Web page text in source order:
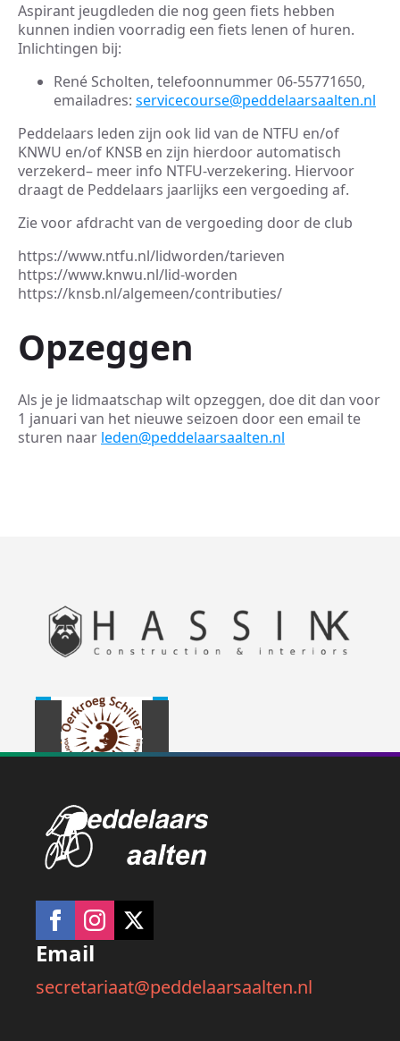
Aspirant jeugdleden die nog geen fiets hebben
kunnen indien voorradig een fiets lenen of huren.
Inlichtingen bij:
René Scholten, telefoonnummer 06-55771650,
emailadres: servicecourse@peddelaarsaalten.nl
Peddelaars leden zijn ook lid van de NTFU en/of
KNWU en/of KNSB en zijn hierdoor automatisch
verzekerd– meer info NTFU-verzekering. Hiervoor
draagt de Peddelaars jaarlijks een vergoeding af.
Zie voor afdracht van de vergoeding door de club
https://www.ntfu.nl/lidworden/tarieven
https://www.knwu.nl/lid-worden
https://knsb.nl/algemeen/contributies/
Opzeggen
Als je je lidmaatschap wilt opzeggen, doe dit dan voor
1 januari van het nieuwe seizoen door een email te
sturen naar leden@peddelaarsaalten.nl
Email
secretariaat@peddelaarsaalten.nl